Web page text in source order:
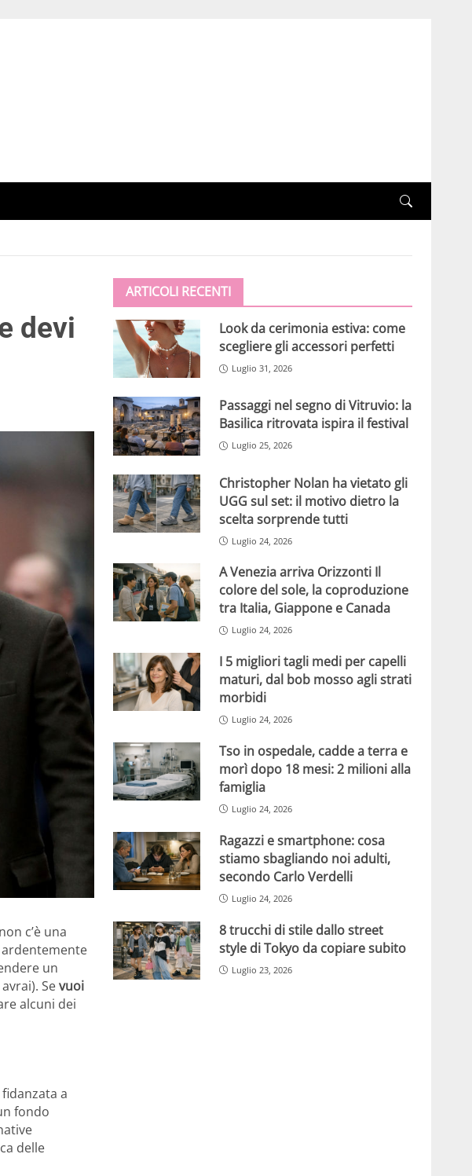
devi
c’è una
ardentemente
un
Sevuoi
alcuni dei
a
fondo
delle
ARTICOLI RECENTI
Look da cerimonia estiva: come
scegliere gli accessori perfetti
Luglio 31, 2026
Passaggi nel segno di Vitruvio: la
Basilica ritrovata ispira il festival
Luglio 25, 2026
Christopher Nolan ha vietato gli
UGG sul set: il motivo dietro la
scelta sorprende tutti
Luglio 24, 2026
A Venezia arriva Orizzonti Il
colore del sole, la coproduzione
tra Italia, Giappone e Canada
Luglio 24, 2026
I 5 migliori tagli medi per capelli
maturi, dal bob mosso agli strati
morbidi
Luglio 24, 2026
Tso in ospedale, cadde a terra e
morì dopo 18 mesi: 2 milioni alla
famiglia
Luglio 24, 2026
Ragazzi e smartphone: cosa
stiamo sbagliando noi adulti,
secondo Carlo Verdelli
Luglio 24, 2026
8 trucchi di stile dallo street
style di Tokyo da copiare subito
Luglio 23, 2026